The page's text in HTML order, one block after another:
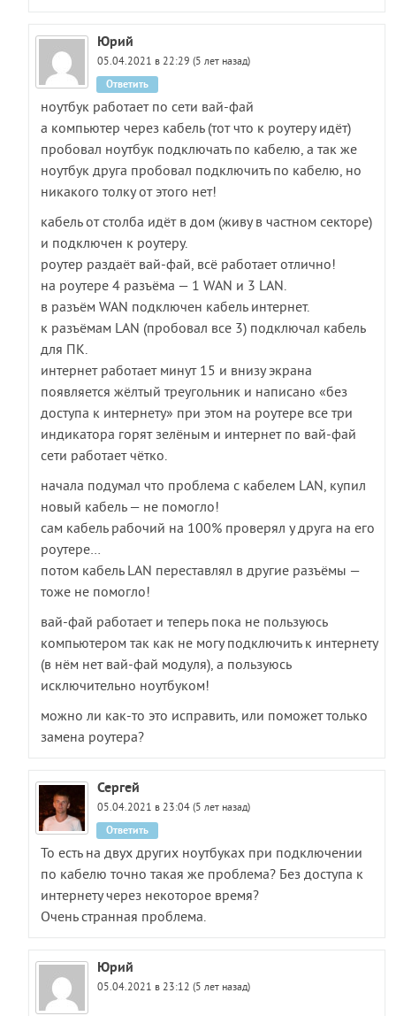
Юрий
05.04.2021 в 22:29 (5 лет назад)
ноутбук работает по сети вай-фай
а компьютер через кабель (тот что к роутеру идёт)
пробовал ноутбук подключать по кабелю, а так же
ноутбук друга пробовал подключить по кабелю, но
никакого толку от этого нет!
кабель от столба идёт в дом (живу в частном секторе)
и подключен к роутеру.
роутер раздаёт вай-фай, всё работает отлично!
на роутере 4 разъёма — 1 WAN и 3 LAN.
в разъём WAN подключен кабель интернет.
к разъёмам LAN (пробовал все 3) подключал кабель
для ПК.
интернет работает минут 15 и внизу экрана
появляется жёлтый треугольник и написано «без
доступа к интернету» при этом на роутере все три
индикатора горят зелёным и интернет по вай-фай
сети работает чётко.
начала подумал что проблема с кабелем LAN, купил
новый кабель — не помогло!
сам кабель рабочий на 100% проверял у друга на его
роутере…
потом кабель LAN переставлял в другие разъёмы —
тоже не помогло!
вай-фай работает и теперь пока не пользуюсь
компьютером так как не могу подключить к интернету
(в нём нет вай-фай модуля), а пользуюсь
исключительно ноутбуком!
можно ли как-то это исправить, или поможет только
замена роутера?
Ответить
Сергей
05.04.2021 в 23:04 (5 лет назад)
То есть на двух других ноутбуках при подключении
по кабелю точно такая же проблема? Без доступа к
интернету через некоторое время?
Очень странная проблема.
Ответить
Юрий
05.04.2021 в 23:12 (5 лет назад)